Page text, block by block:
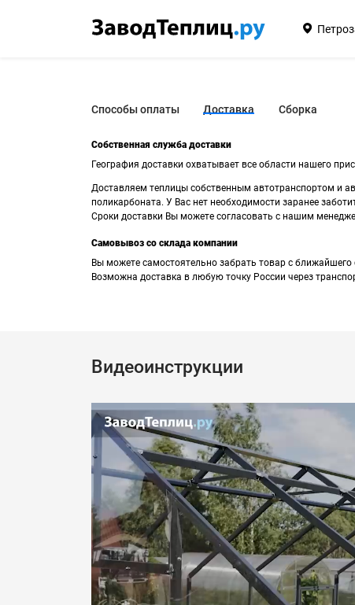
Способы оплаты Доставка Сборка
Собственная служба доставки
География доставки охватывает все области нашего
Доставляем теплицы собственным автотранспортом и
поликарбоната. У Вас нет необходимости заранее
Сроки доставки Вы можете согласовать с нашим
Самовывоз со склада компании
Вы можете самостоятельно забрать товар с
Возможна доставка в любую точку России через
Видеоинструкции